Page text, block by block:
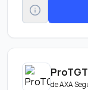
ProTGT
deAXA